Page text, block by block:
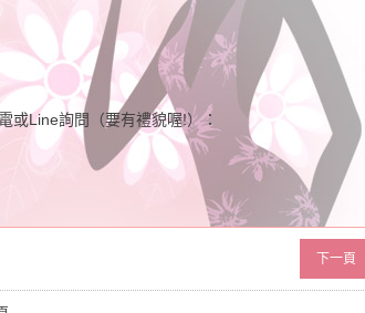
或Line詢問（要有禮貌喔!）：
下一頁